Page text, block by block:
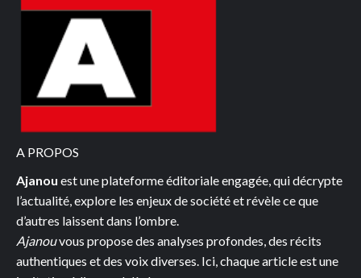
A PROPOS
Ajanou est une plateforme éditoriale engagée, qui décrypte
l’actualité, explore les enjeux de société et révèle ce que
d’autres laissent dans l’ombre.
Ajanouvous propose des analyses profondes, des récits
authentiques et des voix diverses. Ici, chaque article est une